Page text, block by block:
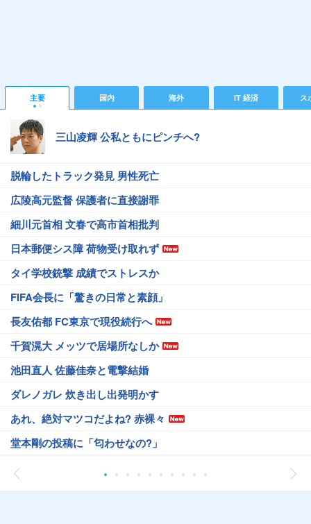
主要 国内 海外 IT 経済 ス
三山凌輝 公私ともにピンチへ?
脱輪したトラック発見 男性死亡
広陵高元監督 保護者に直接謝罪
細川元首相 文春で高市首相批判
日本郵便シス障 荷物受け取れず
タイ学校銃撃 成績でストレスか
FIFA会長に「驚きの日常と素顔」
長友佑都 FC東京で現役続行へ
千賀滉大 メッツで居場所なしか
池田直人 佐藤佳奈と電撃結婚
ダレノガレ 炊き出し出発明かす
あれ、絶対マツコだよね? 赤裸々
堂本剛の投稿に「匂わせなの?」